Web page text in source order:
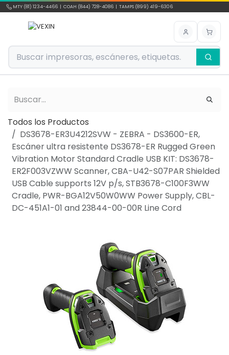
Ir al contenido
MTY (81) 1234-4466 | COAH (844) 728-4086 | TAMPS (899) 419-6306
Todos los Productos
DS3678-ER3U4212SVW - ZEBRA - DS3600-ER,
Escáner ultra resistente DS3678-ER Rugged Green
Vibration Motor Standard Cradle USB KIT: DS3678-
ER2F003VZWW Scanner, CBA-U42-S07PAR Shielded
USB Cable supports 12V p/s, STB3678-C100F3WW
Cradle, PWR-BGA12V50W0WW Power Supply, CBL-
DC-451A1-01 and 23844-00-00R Line Cord